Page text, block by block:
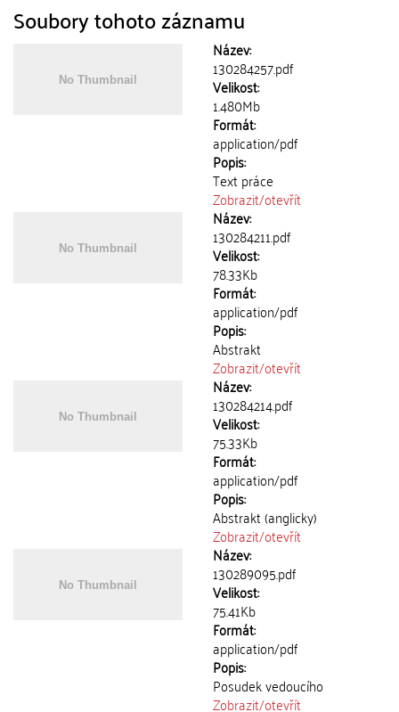
Soubory tohoto záznamu
Název:
130284257.pdf
Velikost:
1.480Mb
Formát:
application/pdf
Popis:
Text práce
Zobrazit/otevřít
Název:
130284211.pdf
Velikost:
78.33Kb
Formát:
application/pdf
Popis:
Abstrakt
Zobrazit/otevřít
Název:
130284214.pdf
Velikost:
75.33Kb
Formát:
application/pdf
Popis:
Abstrakt (anglicky)
Zobrazit/otevřít
Název:
130289095.pdf
Velikost:
75.41Kb
Formát:
application/pdf
Popis:
Posudek vedoucího
Zobrazit/otevřít